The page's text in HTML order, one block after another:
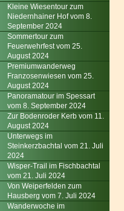
Kleine Wiesentour zum
Niedernhainer Hof vom 8.
September 2024
Sommertour zum
Feuerwehrfest vom 25.
August 2024
Premiumwanderweg
Franzosenwiesen vom 25.
August 2024
Panoramatour im Spessart
vom 8. September 2024
Zur Bodenroder Kerb vom 11.
August 2024
Unterwegs im
Steinkerzbachtal vom 21. Juli
2024
Wisper-Trail im Fischbachtal
vom 21. Juli 2024
Von Weiperfelden zum
Hausberg vom 7. Juli 2024
Wanderwoche im